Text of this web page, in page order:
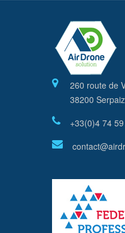
260 route de
38200
+33(0)4 74